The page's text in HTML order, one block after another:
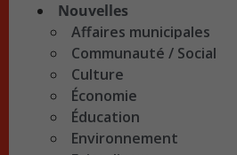
Nouvelles
Affaires municipales
Communauté / Social
Culture
Économie
Éducation
Environnement